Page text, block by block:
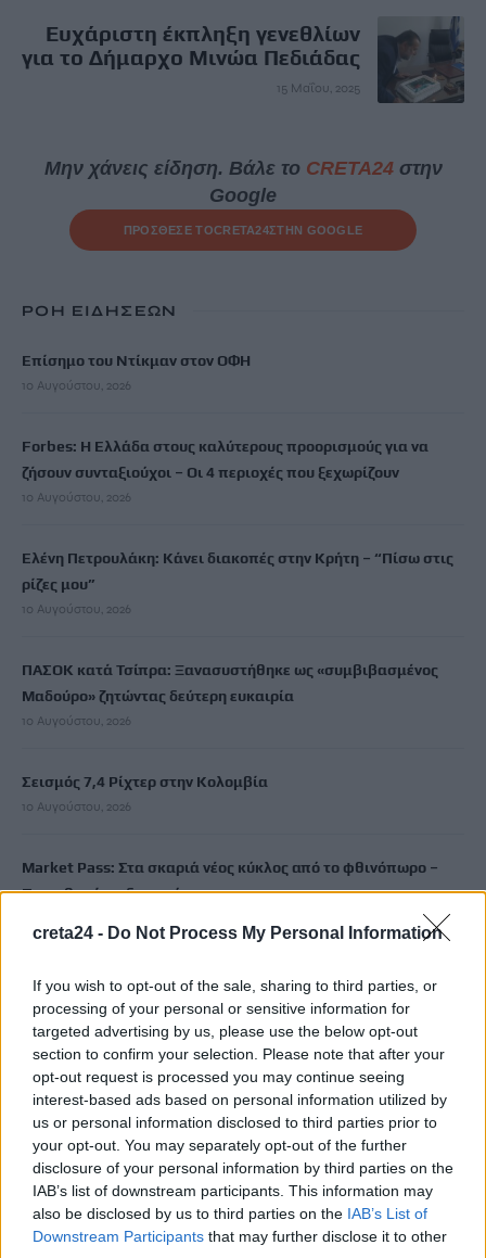
creta24 - Do Not Process My Personal Information
If you wish to opt-out of the sale, sharing to third parties, or
processing of your personal or sensitive information for
targeted advertising by us, please use the below opt-out
section to confirm your selection. Please note that after your
opt-out request is processed you may continue seeing
interest-based ads based on personal information utilized by
us or personal information disclosed to third parties prior to
your opt-out. You may separately opt-out of the further
disclosure of your personal information by third parties on the
IAB’s list of downstream participants. This information may
also be disclosed by us to third parties on the IAB’s List of
Downstream Participants that may further disclose it to other
Ευχάριστη έκπληξη γενεθλίων
για το Δήμαρχο Μινώα Πεδιάδας
15 Μαΐου, 2025
Μην χάνεις είδηση. Βάλε το CRETA24στην
Google
ΠΡΟΣΘΕΣΕ ΤΟCRETA24ΣΤΗΝ GOOGLE
ΡΟΗ ΕΙΔΗΣΕΩΝ
Επίσημο του Ντίκμαν στον ΟΦΗ
10 Αυγούστου, 2026
Forbes: Η Ελλάδα στους καλύτερους προορισμούς για να
ζήσουν συνταξιούχοι – Οι 4 περιοχές που ξεχωρίζουν
10 Αυγούστου, 2026
Ελένη Πετρουλάκη: Κάνει διακοπές στην Κρήτη – “Πίσω στις
ρίζες μου”
10 Αυγούστου, 2026
ΠΑΣΟΚ κατά Τσίπρα: Ξανασυστήθηκε ως «συμβιβασμένος
Μαδούρο» ζητώντας δεύτερη ευκαιρία
10 Αυγούστου, 2026
Σεισμός 7,4 Ρίχτερ στην Κολομβία
10 Αυγούστου, 2026
Market Pass: Στα σκαριά νέος κύκλος από το φθινόπωρο –
Ποιοι θα είναι δικαιούχοι
Φωτιά στη Γαστούνη Ηλείας – Σηκώθηκαν τρία αεροσκάφη
10 Αυγούστου, 2026
Πανευρωπαϊκό Πρωτάθλημα Στίβου Μπέρμιγχαμ: Πότε και
πού θα δείτε τον τελικό του Τεντόγλου
10 Αυγούστου, 2026
Ντ. Τραμπ: Οι συνομιλίες με το Ιράν είναι «σαν παρτίδα
σκάκι» – «Είμαστε επαγγελματίες παίκτες», απαντά η
Τεχεράνη